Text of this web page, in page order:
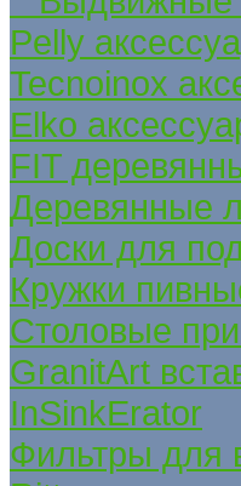
Pelly
Tecnoinox
Elko
FIT
Деревянные
Доски для
Кружки
Столовые
GranitArt
InSinkErator
Фильтры для